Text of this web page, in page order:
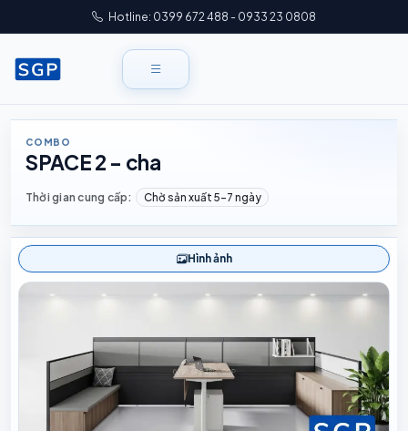
Hotline: 0399 672 488 - 0933 23 0808
COMBO
SPACE 2 - cha
Thời gian cung cấp: Chờ sản xuất 5–7 ngày
Hình ảnh